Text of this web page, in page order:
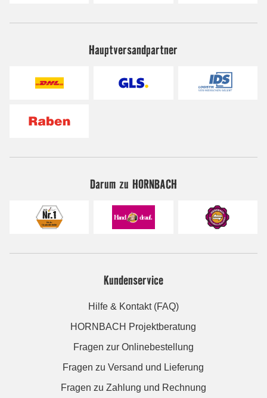
Hauptversandpartner
Darum zu HORNBACH
Kundenservice
Hilfe & Kontakt (FAQ)
HORNBACH Projektberatung
Fragen zur Onlinebestellung
Fragen zu Versand und Lieferung
Fragen zu Zahlung und Rechnung